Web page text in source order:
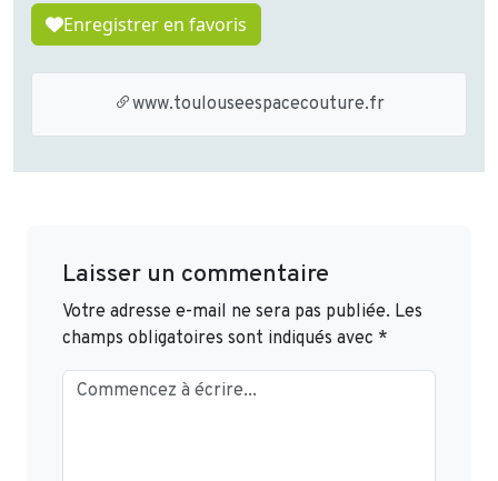
Enregistrer en favoris
www.toulouseespacecouture.fr
Laisser un commentaire
Votre adresse e-mail ne sera pas publiée. Les
champs obligatoires sont indiqués avec *